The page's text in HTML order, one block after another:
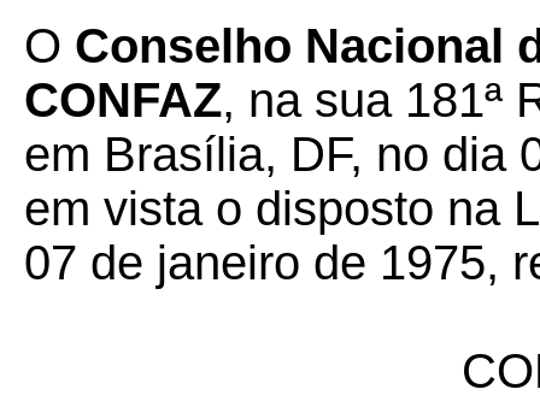
O Conselho Nacional
CONFAZ, na sua 181ª
em Brasília, DF, no dia
em vista o disposto na
07 de janeiro de 1975,